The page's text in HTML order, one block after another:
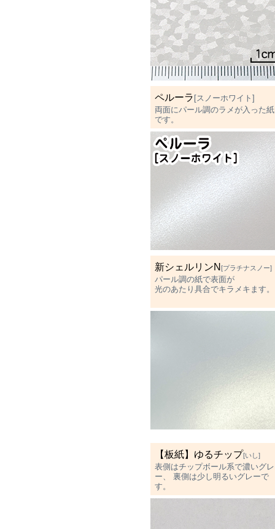
ペルーラ [スノーホワイト]
両面にパール調のラメが入った紙
です。
新シェルリンN [プラチナスノー]
パール調の紙で表面が
光のあたり具合でキラメキます。
【板紙】ゆるチップ[いし]
表側はチップボール系で濃いグレ
ー、 裏側は少し明るいグレーで
す。